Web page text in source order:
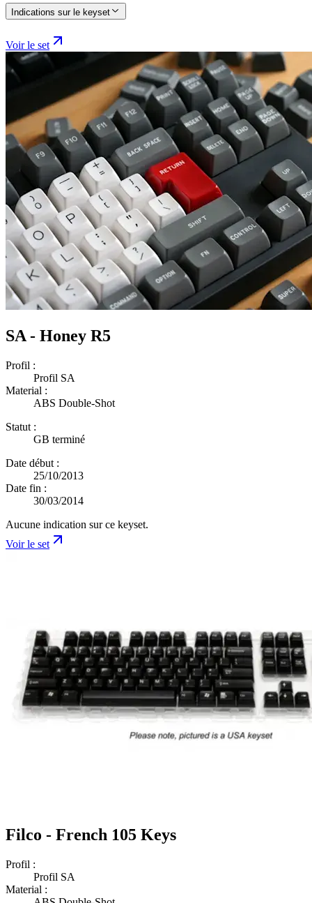
Indications sur le keyset
Voir le set
SA - Honey R5
Profil :
Profil SA
Material :
ABS Double-Shot
Statut :
GB terminé
Date début :
25/10/2013
Date fin :
30/03/2014
Aucune indication sur ce keyset.
Voir le set
Filco - French 105 Keys
Profil :
Profil SA
Material :